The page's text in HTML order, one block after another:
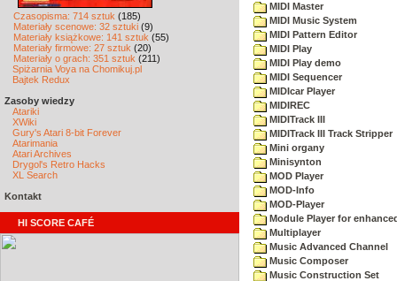
Czasopisma: 714 sztuk (185)
Materiały scenowe: 32 sztuki (9)
Materiały książkowe: 141 sztuk (55)
Materiały firmowe: 27 sztuk (20)
Materiały o grach: 351 sztuk (211)
Spiżarnia Voya na Chomikuj.pl
Bajtek Redux
Zasoby wiedzy
Atariki
XWiki
Gury's Atari 8-bit Forever
Atarimania
Atari Archives
Drygol's Retro Hacks
XL Search
Kontakt
HI SCORE CAFÉ
MIDI Master
MIDI Music System
MIDI Pattern Editor
MIDI Play
MIDI Play demo
MIDI Sequencer
MIDIcar Player
MIDIREC
MIDITrack III
MIDITrack III Track Stripper
Mini organy
Minisynton
MOD Player
MOD-Info
MOD-Player
Module Player for
Multiplayer
Music Advanced Channel
Music Composer
Music Construction Set